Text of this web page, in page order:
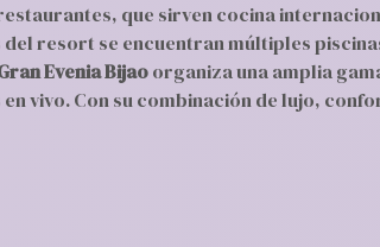
que sirven cocina
resort se encuentran múltiples
Evenia Bijaoorganiza una amplia
vivo. Con su combinación de lujo,